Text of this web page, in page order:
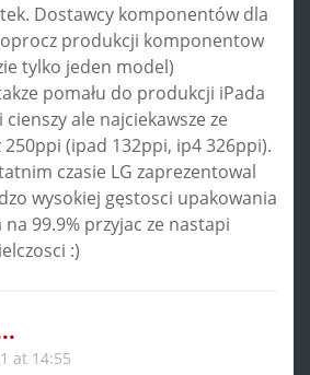
Dostawcy komponentów dla
produkcji komponentow
tylko jeden model)
pomału do produkcji iPada
ale najciekawsze ze
(ipad 132ppi, ip4 326ppi).
czasie LG zaprezentowal
wysokiej gęstosci upakowania
99.9% przyjac ze nastapi
:)
at 14:55